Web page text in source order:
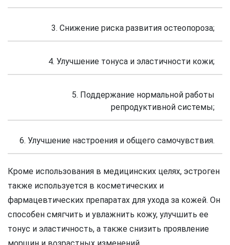
3. Снижение риска развития остеопороза;
4. Улучшение тонуса и эластичности кожи;
5. Поддержание нормальной работы
репродуктивной системы;
6. Улучшение настроения и общего самочувствия.
Кроме использования в медицинских целях, эстроген
также используется в косметических и
фармацевтических препаратах для ухода за кожей. Он
способен смягчить и увлажнить кожу, улучшить ее
тонус и эластичность, а также снизить проявление